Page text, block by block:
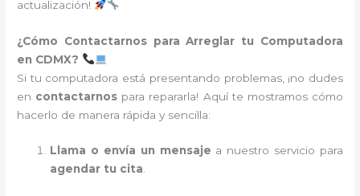
actualización!
¿Cómo Contactarnos para Arreglar tu Computadora
en CDMX?
Si tu computadora está presentando problemas, ¡no dudes
en contactarnos para repararla! Aquí te mostramos cómo
hacerlo de manera rápida y sencilla:
Llama o envía un mensaje a nuestro servicio para
agendar tu cita.